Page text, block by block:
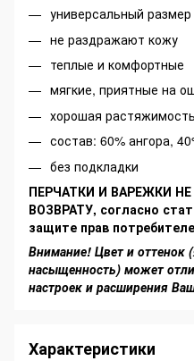
универсальный размер
не раздражают кожу
теплые и комфортные
мягкие, приятные на
хорошая растяжимость
состав: 60% ангора,
без подкладки
ПЕРЧАТКИ И ВАРЕЖКИ
ВОЗВРАТУ, согласно
защите прав
Внимание! Цвет и оттенок
насыщенность) может
настроек и расширения
Характеристики